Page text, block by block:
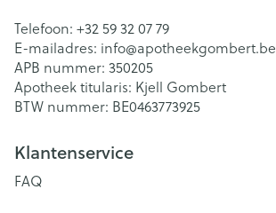
Telefoon: +32 59 32 07 79
E-mailadres: info@apotheekgombert.be
APB nummer: 350205
Apotheek titularis: Kjell Gombert
BTW nummer: BE0463773925
Klantenservice
FAQ